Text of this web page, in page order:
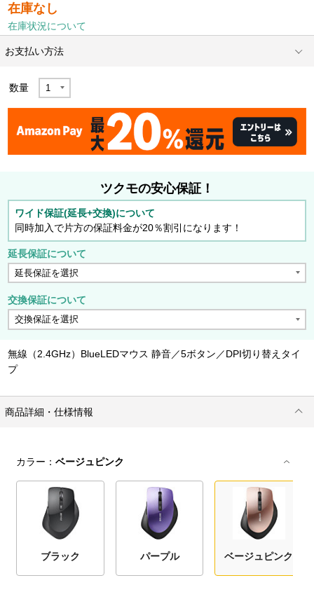
在庫なし
在庫状況について
お支払い方法
数量
ツクモの安心保証！
ワイド保証(延長+交換)について
同時加入で片方の保証料金が20％割引になります！
延長保証について
交換保証について
無線（2.4GHz）BlueLEDマウス 静音／5ボタン／DPI切り替えタイ
プ
商品詳細・仕様情報
カラー：ベージュピンク
ブラック パープル ベージュピンク